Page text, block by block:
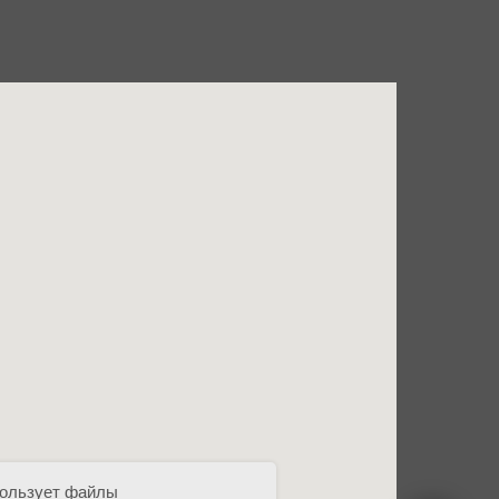
файлы